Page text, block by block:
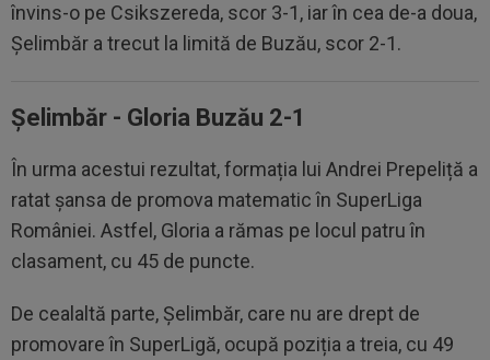
învins-o pe Csikszereda, scor 3-1, iar în cea de-a doua,
Șelimbăr a trecut la limită de Buzău, scor 2-1.
Șelimbăr - Gloria Buzău 2-1
În urma acestui rezultat, formația lui Andrei Prepeliță a
ratat șansa de promova matematic în SuperLiga
României. Astfel, Gloria a rămas pe locul patru în
clasament, cu 45 de puncte.
De cealaltă parte, Șelimbăr, care nu are drept de
promovare în SuperLigă, ocupă poziția a treia, cu 49